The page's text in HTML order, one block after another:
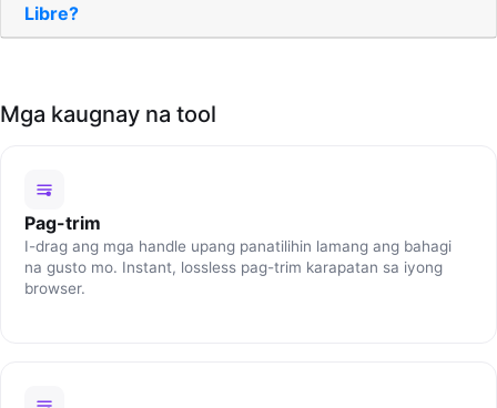
Libre?
Mga kaugnay na tool
Pag-trim
I-drag ang mga handle upang panatilihin lamang ang bahagi
na gusto mo. Instant, lossless pag-trim karapatan sa iyong
browser.